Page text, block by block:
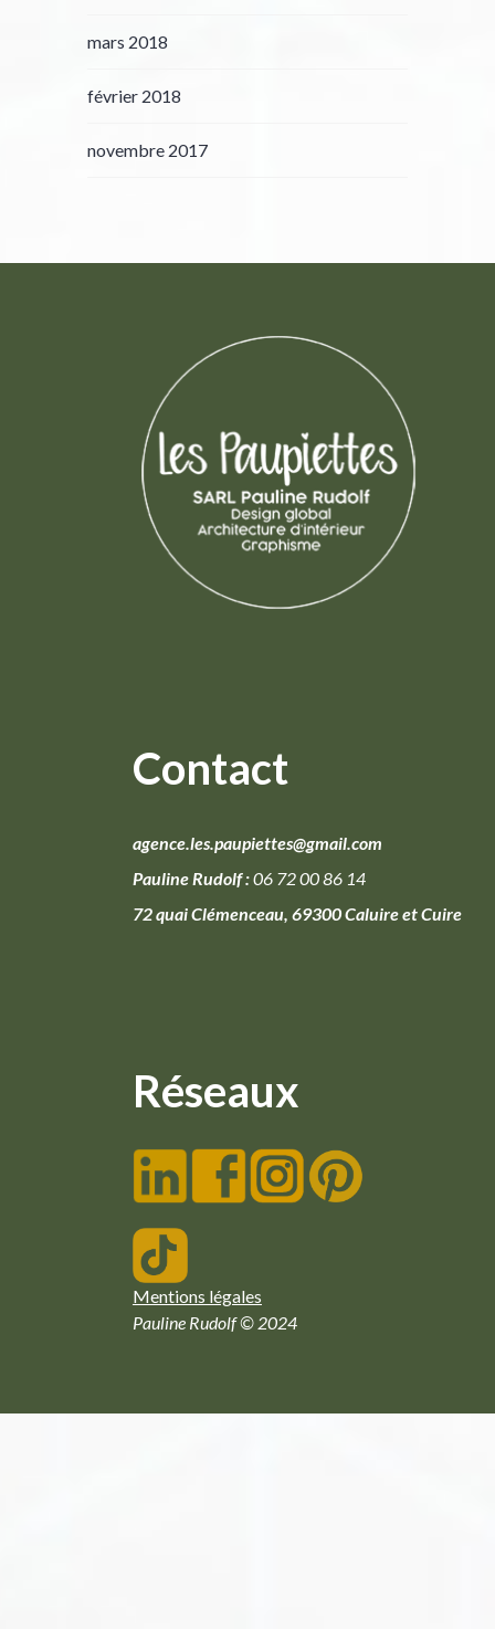
mars 2018
février 2018
novembre 2017
Contact
agence.les.paupiettes@gmail.com
Pauline Rudolf :06 72 00 86 14
72 quai Clémenceau, 69300 Caluire et Cuire
Réseaux
Mentions légales
Pauline Rudolf © 2024